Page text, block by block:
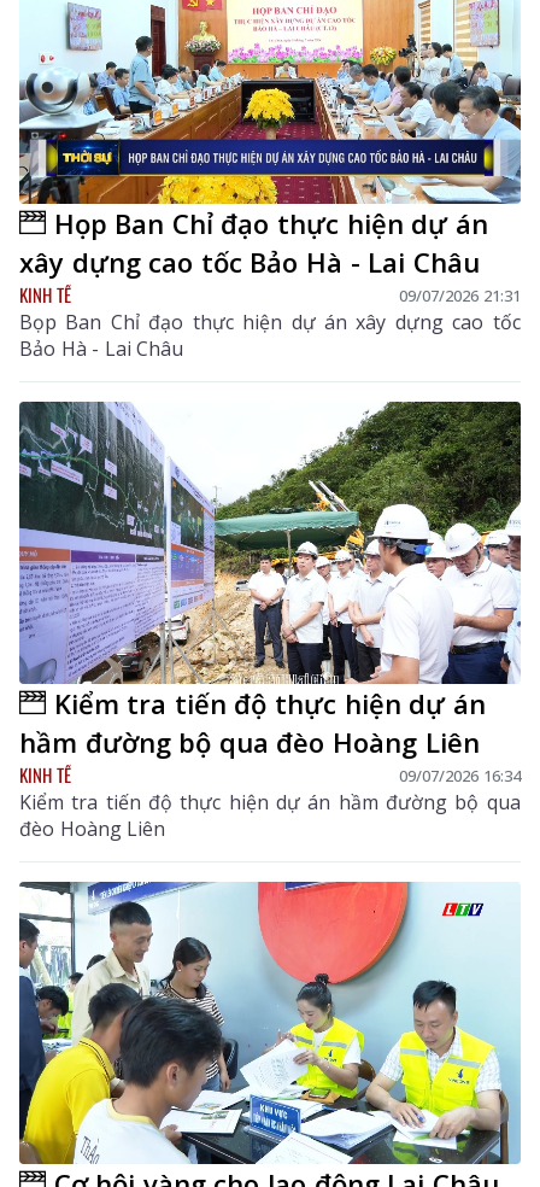
Họp Ban Chỉ đạo thực hiện dự án
xây dựng cao tốc Bảo Hà - Lai Châu
KINH TẾ 09/07/2026 21:31
Bọp Ban Chỉ đạo thực hiện dự án xây dựng cao tốc
Bảo Hà - Lai Châu
Kiểm tra tiến độ thực hiện dự án
hầm đường bộ qua đèo Hoàng Liên
KINH TẾ 09/07/2026 16:34
Kiểm tra tiến độ thực hiện dự án hầm đường bộ qua
đèo Hoàng Liên